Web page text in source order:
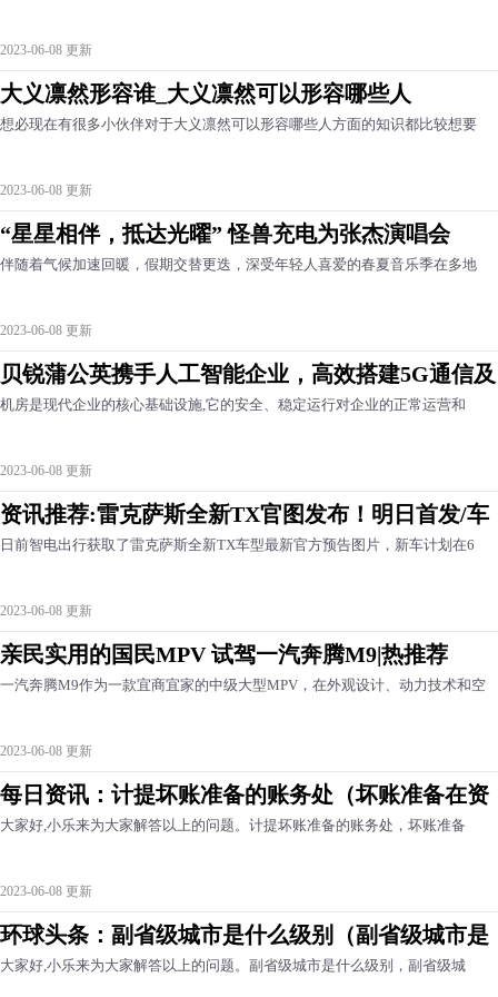
2023-06-08 更新
大义凛然形容谁_大义凛然可以形容哪些人
想必现在有很多小伙伴对于大义凛然可以形容哪些人方面的知识都比较想要
2023-06-08 更新
“星星相伴，抵达光曜” 怪兽充电为张杰演唱会
伴随着气候加速回暖，假期交替更迭，深受年轻人喜爱的春夏音乐季在多地
2023-06-08 更新
贝锐蒲公英携手人工智能企业，高效搭建5G通信及
机房是现代企业的核心基础设施,它的安全、稳定运行对企业的正常运营和
2023-06-08 更新
资讯推荐:雷克萨斯全新TX官图发布！明日首发/车
日前智电出行获取了雷克萨斯全新TX车型最新官方预告图片，新车计划在6
2023-06-08 更新
亲民实用的国民MPV 试驾一汽奔腾M9|热推荐
一汽奔腾M9作为一款宜商宜家的中级大型MPV，在外观设计、动力技术和空
2023-06-08 更新
每日资讯：计提坏账准备的账务处（坏账准备在资
大家好,小乐来为大家解答以上的问题。计提坏账准备的账务处，坏账准备
2023-06-08 更新
环球头条：副省级城市是什么级别（副省级城市是
大家好,小乐来为大家解答以上的问题。副省级城市是什么级别，副省级城